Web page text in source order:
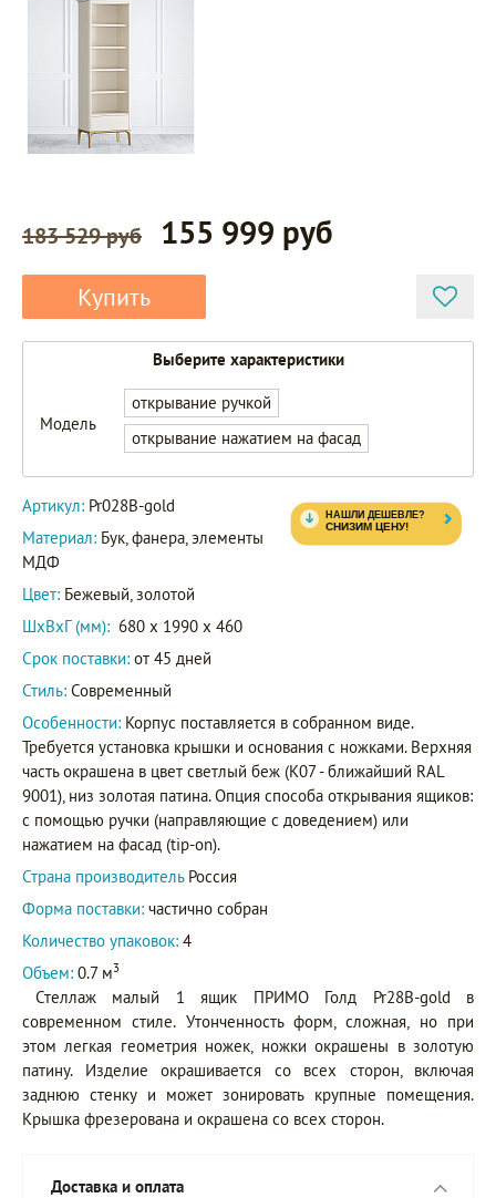
183 529 руб 155 999 руб
Купить
Выберите характеристики
Модель
открывание ручкой
открывание нажатием на фасад
Артикул: Pr028B-gold
Материал: Бук, фанера, элементы
МДФ
Цвет: Бежевый, золотой
ШxВxГ (мм): 680 x 1990 x 460
Срок поставки: от 45 дней
Стиль: Современный
Особенности: Корпус поставляется в собранном виде.
Требуется установка крышки и основания с ножками. Верхняя
часть окрашена в цвет светлый беж (K07 - ближайший RAL
9001), низ золотая патина. Опция способа открывания ящиков:
с помощью ручки (направляющие с доведением) или
нажатием на фасад (tip-on).
Страна производитель Россия
Форма поставки: частично собран
Количество упаковок: 4
Объем: 0.7 м3
Стеллаж малый 1 ящик ПРИМО Голд Pr28B-gold в
современном стиле. Утонченность форм, сложная, но при
этом легкая геометрия ножек, ножки окрашены в золотую
патину. Изделие окрашивается со всех сторон, включая
заднюю стенку и может зонировать крупные помещения.
Крышка фрезерована и окрашена со всех сторон.
Доставка и оплата